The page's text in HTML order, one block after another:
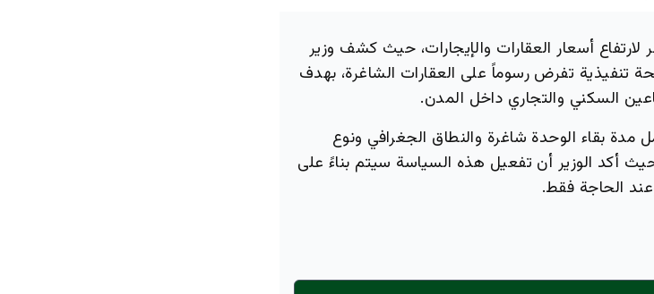
أسعار العقارات والإيجارات، حيث كشف وزير
تنفيذية تفرض رسوماً على العقارات الشاغرة، بهدف
السكني والتجاري داخل المدن.
بقاء الوحدة شاغرة والنطاق الجغرافي ونوع
أكد الوزير أن تفعيل هذه السياسة سيتم بناءً على
الحاجة فقط.